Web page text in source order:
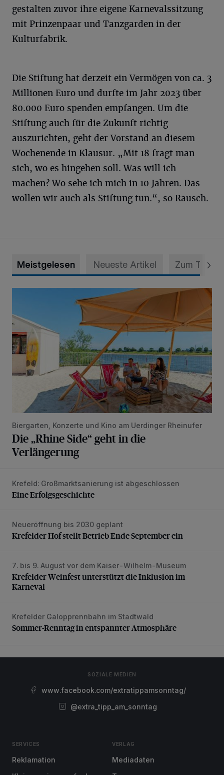
gestalten zuvor ihre eigene Karnevalssitzung
mit Prinzenpaar und Tanzgarden in der
Kulturfabrik.
Die Stiftung hat derzeit ein Vermögen von ca. 3
Millionen Euro und durfte im Jahr 2023 über
80.000 Euro spenden empfangen. Um die
Stiftung auch für die Zukunft richtig
auszurichten, geht der Vorstand an diesem
Wochenende in Klausur. „Mit 18 fragt man
sich, wo es hingehen soll. Was will ich
machen? Wo sehe ich mich in 10 Jahren. Das
wollen wir auch als Stiftung tun.“, so Rausch.
Meistgelesen Neueste Artikel Zum Thema
Die „Rhine Side“ geht in die Verlängerung
Biergarten, Konzerte und Kino am Uerdinger Rheinufer
Die „Rhine Side“ geht in die
Verlängerung
Eine Erfolgsgeschichte
Krefeld: Großmarktsanierung ist abgeschlossen
Eine Erfolgsgeschichte
Krefelder Hof stellt Betrieb Ende September ein
Neueröffnung bis 2030 geplant
Krefelder Hof stellt Betrieb Ende September ein
Krefelder Weinfest unterstützt die Inklusion im Karneval
7. bis 9. August vor dem Kaiser-Wilhelm-Museum
Krefelder Weinfest unterstützt die Inklusion im
Karneval
Sommer-Renntag in entspannter Atmosphäre
Krefelder Galopprennbahn im Stadtwald
Sommer-Renntag in entspannter Atmosphäre
SOZIALE MEDIEN
www.facebook.com/extratippamsonntag/
@extra_tipp_am_sonntag
SERVICES
Reklamation
VERLAG
Mediadaten